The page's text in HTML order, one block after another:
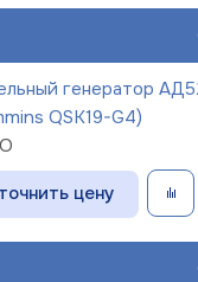
генератор
QSK19-G4)
цену